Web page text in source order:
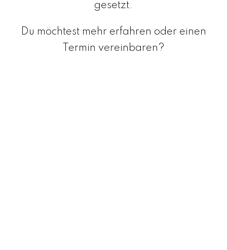
gesetzt.
Du möchtest mehr erfahren oder einen
Termin vereinbaren?